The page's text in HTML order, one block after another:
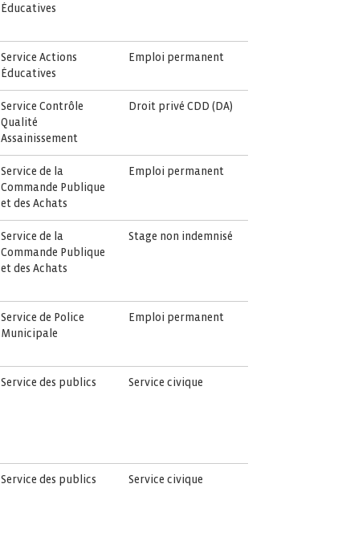
Éducatives
Service Actions
Éducatives
Emploi permanent
Service Contrôle
Qualité
Assainissement
Droit privé CDD (DA)
Service de la
Commande Publique
et des Achats
Emploi permanent
Service de la
Commande Publique
et des Achats
Stage non indemnisé
Service de Police
Municipale
Emploi permanent
Service des publics Service civique
Service des publics Service civique